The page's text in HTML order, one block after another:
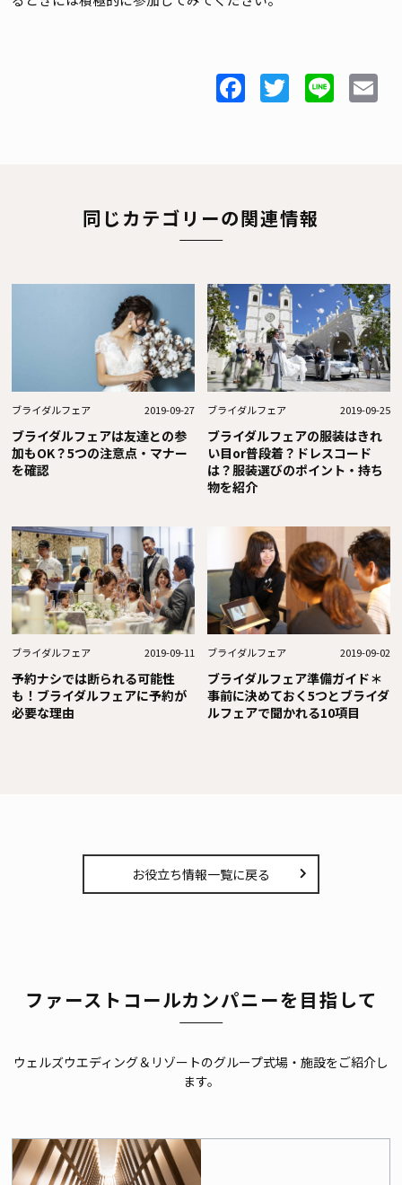
Facebook
Twitter
Line
同じカテゴリーの関連情報
ブライダルフェア 2019-09-27
ブライダルフェアは友達との参
加もOK？5つの注意点・マナー
を確認
ブライダルフェア 2019-09-25
ブライダルフェアの服装はきれ
い目or普段着？ドレスコード
は？服装選びのポイント・持ち
物を紹介
ブライダルフェア 2019-09-11
予約ナシでは断られる可能性
も！ブライダルフェアに予約が
必要な理由
ブライダルフェア 2019-09-02
ブライダルフェア準備ガイド＊
事前に決めておく5つとブライダ
ルフェアで聞かれる10項目
お役立ち情報一覧に戻る
ファーストコールカンパニーを目指して
ウェルズウエディング＆リゾートのグループ式場・施設をご紹介し
ます。